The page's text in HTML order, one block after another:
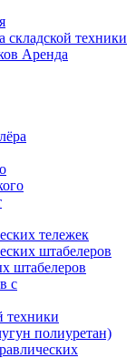
складской техники
Аренда
тележек
штабелеров
штабелеров
с
техники
полиуретан)